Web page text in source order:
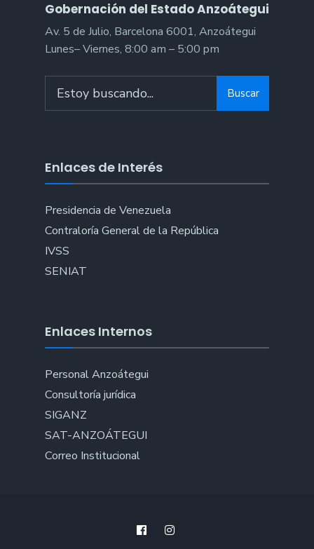
Gobernación del Estado Anzoátegui
Av. 5 de Julio, Barcelona 6001, Anzoátegui
Lunes– Viernes, 8:00 am – 5:00 pm
for:
Buscar
Enlaces de Interés
Presidencia de Venezuela
Contraloría General de la República
IVSS
SENIAT
Enlaces Internos
Personal Anzoátegui
Consultoría jurídica
SIGANZ
SAT-ANZOÁTEGUI
Correo Institucional